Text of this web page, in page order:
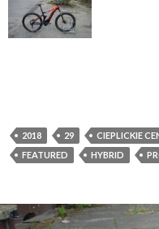
2018 29 CIEPLICKIE
FEATURED
HYBRID